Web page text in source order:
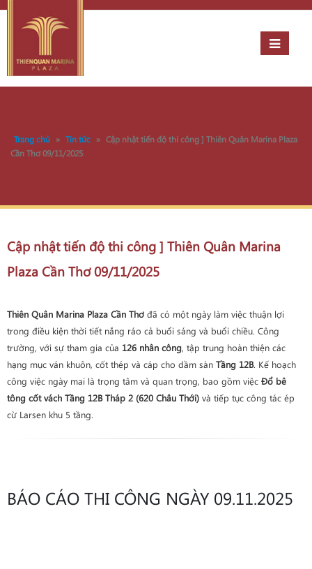
Trang chủ » Tin tức » Cập nhật tiến độ thi công ] Thiên Quân Marina Plaza
Cần Thơ 09/11/2025
Cập nhật tiến độ thi công ] Thiên Quân Marina
Plaza Cần Thơ 09/11/2025
Thiên Quân Marina Plaza Cần Thơ đã có một ngày làm việc thuận lợi
trong điều kiện thời tiết nắng ráo cả buổi sáng và buổi chiều. Công
trường, với sự tham gia của 126 nhân công, tập trung hoàn thiện các
hạng mục ván khuôn, cốt thép và cáp cho dầm sàn Tầng 12B. Kế hoạch
công việc ngày mai là trọng tâm và quan trọng, bao gồm việc Đổ bê
tông cốt vách Tầng 12B Tháp 2 (620 Châu Thới) và tiếp tục công tác ép
cừ Larsen khu 5 tầng.
BÁO CÁO THI CÔNG NGÀY 09.11.2025